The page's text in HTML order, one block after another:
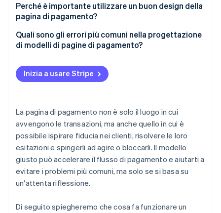
Riepilogo dell’ordine trasparente
Campi di input concisi e mirati
Molteplici opzioni di pagamento
Indicatori di fiducia
Campo opzionale per codici promozionali o sconti
Indicatore di avanzamento (per completamenti
delle transazioni in più passaggi)
Link a politiche importanti
Percorso di contatto per l’assistenza
Perché è importante utilizzare un buon design della
pagina di pagamento?
Influisce sui tassi di conversione
Dà forma all’intera esperienza del cliente
Consente al tuo team di risparmiare tempo nella
gestione dell’assistenza
Quali sono gli errori più comuni nella progettazione
di modelli di pagine di pagamento?
Chiedere troppo, troppo presto
Nascondere i costi fino all’ultimo secondo
Fornire un’esperienza mobile scadente
Presentare un design generico o senza marchio
Aggiungere disordine che distrae dall’ultimo
passaggio
Inizia a usare Stripe
La pagina di pagamento non è solo il luogo in cui
avvengono le transazioni, ma anche quello in cui è
possibile ispirare fiducia nei clienti, risolvere le loro
esitazioni e spingerli ad agire o bloccarli. Il modello
giusto può accelerare il flusso di pagamento e aiutarti a
evitare i problemi più comuni, ma solo se si basa su
un'attenta riflessione.
Di seguito spiegheremo che cosa fa funzionare un